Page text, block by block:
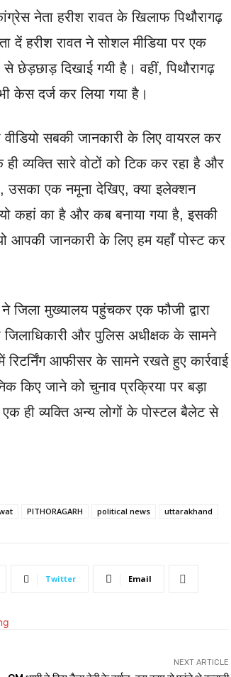
नेता हरीश रावत के खिलाफ पिथौरागढ़
हरीश रावत ने सोशल मीडिया पर एक
छेड़छाड़ दिखाई गयी है। वहीं, पिथौरागढ़
केस दर्ज कर लिया गया है।
सबकी जानकारी के लिए वायरल कर
व्यक्ति सारे वोटों को टिक कर रहा है और
उसका एक नमूना देखिए, क्या इलेक्शन
कहां का है और कब बनाया गया है, इसकी
आपकी जानकारी के लिए हम यहाँ पोस्ट कर
जिला मुख्यालय पहुंचकर एक फौजी द्वारा
जिलाधिकारी और पुलिस अधीक्षक के सामने
रिटर्निंग आफीसर के सामने रखते हुए कार्रवाई
किए जाने को चुनाव प्रक्रिया पर बड़ा
एक ही व्यक्ति अन्य लोगों के पोस्टल बैलेट से
PITHORAGARH political news uttarakhand
Twitter Email
NEXT ARTICLE